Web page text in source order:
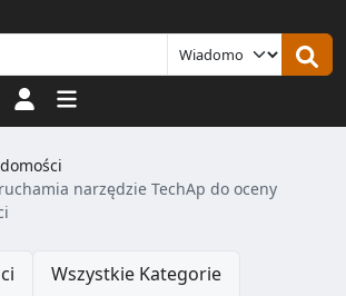
Logowanie
narzędzie TechAp do oceny
Wszystkie Kategorie